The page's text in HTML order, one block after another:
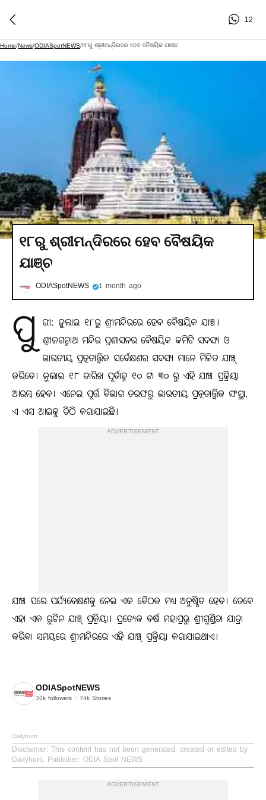
12
Home/News/ODIASpotNEWS/୧୮ରୁ ଶ୍ରୀମନ୍ଦିରରେ ହେବ ବୈଷୟିକ ଯାଞ୍ଚ
୧୮ରୁ ଶ୍ରୀମନ୍ଦିରରେ ହେବ ବୈଷୟିକ
ଯାଞ୍ଚ
ODIASpotNEWS 1 month ago
ପୁ
ରୀ: ଜୁଲାଇ ୧୮ରୁ ଶ୍ରୀମନ୍ଦିରରେ ହେବ ବୈଷୟିକ ଯାଞ୍ଚ।
ଶ୍ରୀଜଗନ୍ନାଥ ମନ୍ଦିର ପ୍ରଶାସନର ବୈଷୟିକ କମିଟି ସଦସ୍ୟ ଓ
ଭାରତୀୟ ପ୍ରତ୍ନତାତ୍ତ୍ୱିକ ସର୍ବେକ୍ଷଣର ସଦସ୍ୟ ମାନେ ମିଳିତ ଯାଞ୍ଚ୍
କରିବେ। ଜୁଲାଇ ୧୮ ତାରିଖ ପୂର୍ବାହ୍ନ ୧୦ ଟା ୩୦ ରୁ ଏହି ଯାଞ୍ଚ ପ୍ରକ୍ରିୟା
ଆରମ୍ଭ ହେବ। ଏନେଇ ପୂର୍ତ୍ତ ବିଭାଗ ତରଫରୁ ଭାରତୀୟ ପ୍ରତ୍ନତାତ୍ତ୍ୱିକ ସଂସ୍ଥା,
ଏ ଏସ ଆଇକୁ ଚିଠି କରାଯାଇଛି।
ADVERTISEMENT
ଯାଞ୍ଚ ପରେ ପର୍ଯ୍ୟବେକ୍ଷଣକୁ ନେଇ ଏକ ବୈଠକ ମଧ୍ୟ ଅନୁଷ୍ଠିତ ହେବ। ତେବେ
ଏହା ଏକ ରୁଟିନ ଯାଞ୍ଚ୍ ପ୍ରକ୍ରିୟା। ପ୍ରତ୍ୟେକ ବର୍ଷ ମହାପ୍ରଭୁ ଶ୍ରୀଗୁଣ୍ଡିଚା ଯାତ୍ରା
କରିବା ସମୟରେ ଶ୍ରୀମନ୍ଦିରରେ ଏହି ଯାଞ୍ଚ୍ ପ୍ରକ୍ରିୟା କରାଯାଇଥାଏ।
ODIASpotNEWS
30k followers 74k Stories
Dailyhunt
Disclaimer: This content has not been generated, created or edited by
Dailyhunt. Publisher: ODIA Spot NEWS
ADVERTISEMENT